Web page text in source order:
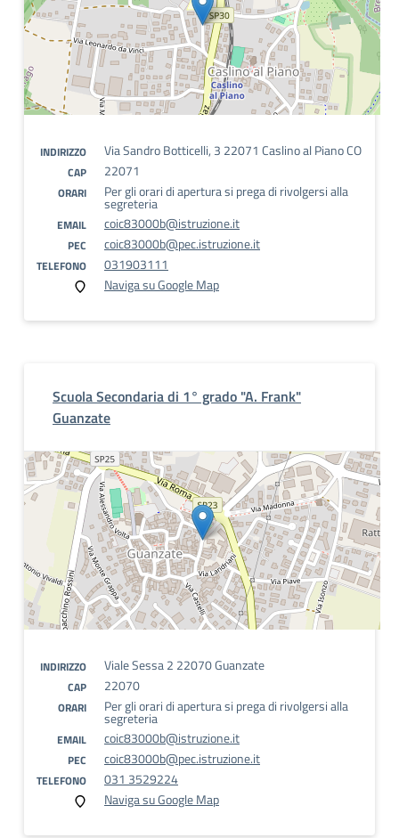
INDIRIZZO Via Sandro Botticelli, 3 22071 Caslino al Piano CO
CAP 22071
ORARI Per gli orari di apertura si prega di rivolgersi alla
segreteria
EMAIL coic83000b@istruzione.it
PEC coic83000b@pec.istruzione.it
TELEFONO
031903111
Naviga su Google Map
Scuola Secondaria di 1° grado "A. Frank"
Guanzate
INDIRIZZO Viale Sessa 2 22070 Guanzate
CAP 22070
ORARI Per gli orari di apertura si prega di rivolgersi alla
segreteria
EMAIL coic83000b@istruzione.it
PEC coic83000b@pec.istruzione.it
TELEFONO
031 3529224
Naviga su Google Map